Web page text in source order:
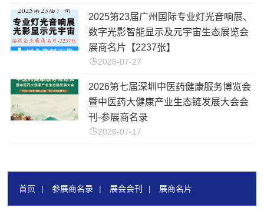
2025第23届广州国际专业灯光音响展、
数字光影智能显示及元宇宙生态展览会
展商名片【2237张】
2026-07-27
2026第七届深圳中医药健康服务博览会
暨中医药大健康产业生态链发展大会会
刊-参展商名录
2026-07-17
首页 | 参展商名录 | 展会会刊 | 展商名片